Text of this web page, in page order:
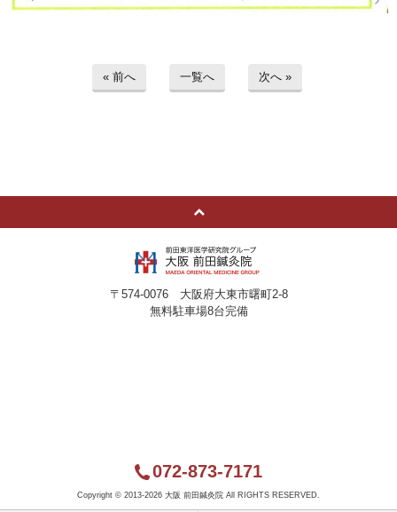
« 前へ 一覧へ 次へ »
〒574-0076 大阪府大東市曙町2-8
無料駐車場8台完備
072-873-7171
Copyright © 2013-2026 大阪 前田鍼灸院 All RIGHTS RESERVED.